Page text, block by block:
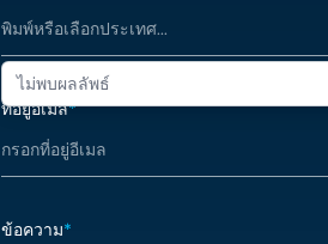
ไม่พบผลลัพธ์
ที่อยู่อีเมล*
ข้อความ*